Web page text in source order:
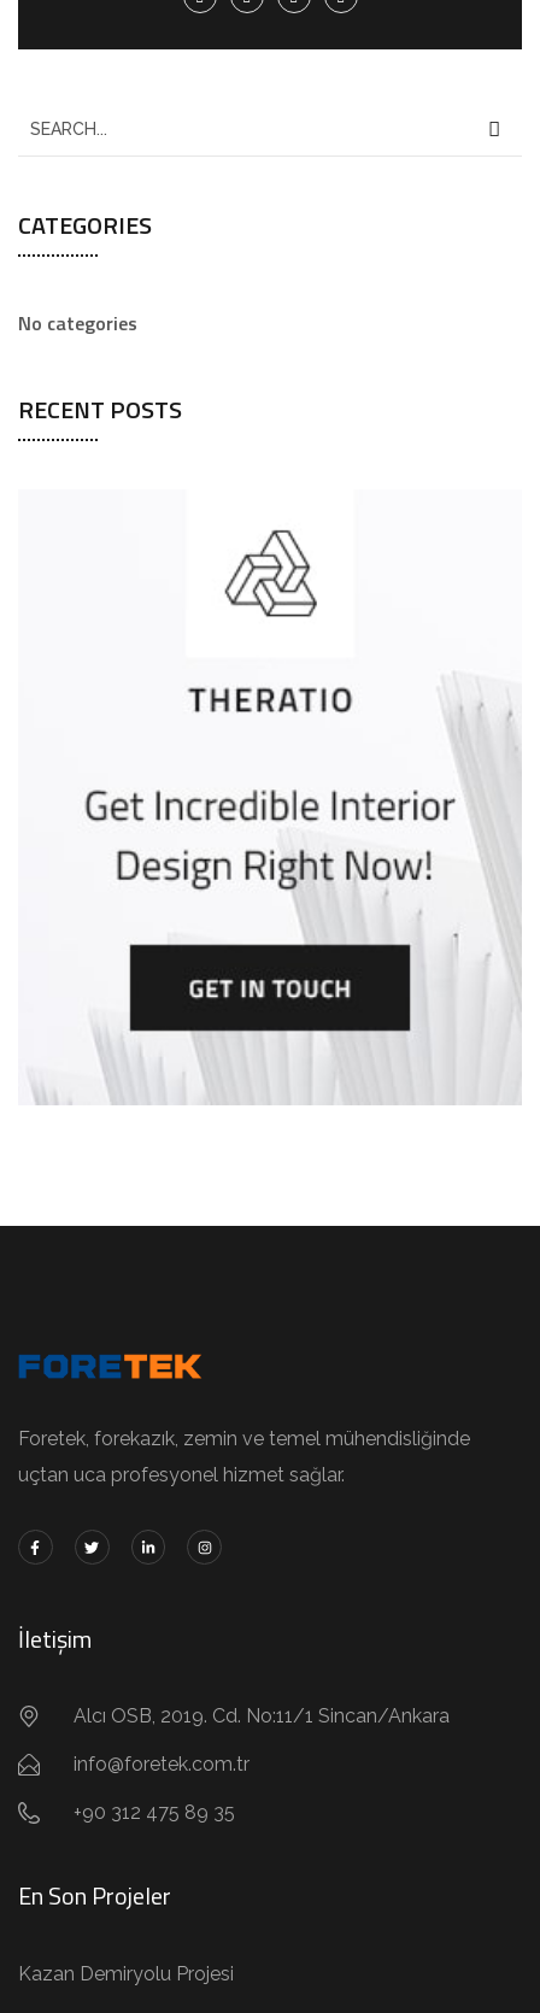
CATEGORIES
No categories
RECENT POSTS
Foretek, forekazık, zemin ve temel mühendisliğinde
uçtan uca profesyonel hizmet sağlar.
İletişim
Alcı OSB, 2019. Cd. No:11/1 Sincan/Ankara
info@foretek.com.tr
+90 312 475 89 35
En Son Projeler
Kazan Demiryolu Projesi